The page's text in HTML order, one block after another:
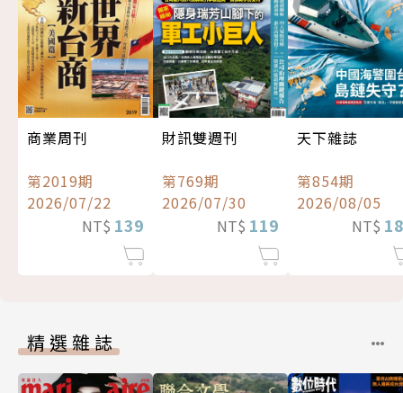
商業周刊
第2019期
2026/07/22
NT$ 139
財訊雙週刊
第769期
2026/07/30
NT$ 119
天下雜誌
第854期
2026/08/05
NT$
精選雜誌